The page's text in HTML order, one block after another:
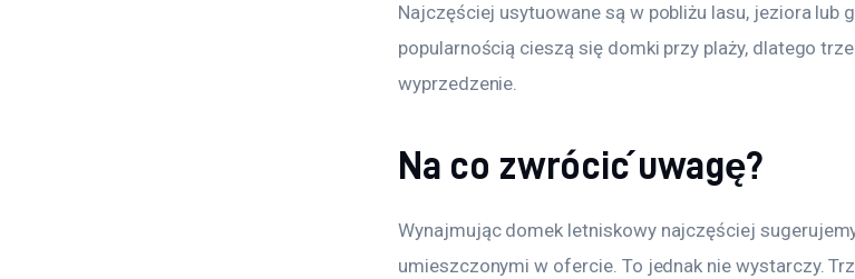
Najczęściej usytuowane są w pobliżu lasu, jeziora lub
popularnością cieszą się domki przy plaży, dlatego
wyprzedzenie.
Na co zwrócić uwagę?
Wynajmując domek letniskowy najczęściej
umieszczonymi w ofercie. To jednak nie wystarczy.